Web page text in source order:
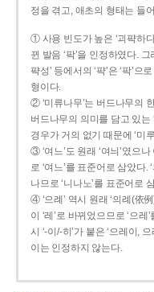
정을 겪고, 애초의 형태는 들
① 사용 빈도가 높은 ‘괴퍅하
뀐 발음 ‘팍’을 인정하였다.
퍅성’ 등에서의 ‘퍅’은 ‘팍’으
형이다.
② ‘미류나무’는 버드나무의
버드나무의 의미를 담고 있는
경우가 거의 없기 때문에 ‘미
③ ‘여느’도 원래 ‘여늬’였으나
로 ‘여느’를 표준어로 삼았다.
나므로 ‘니나노’를 표준어로
④ ‘으례’ 역시 원래 ‘의례(依
이 ‘레’로 바뀌었으므로 ‘으
시 ‘-이/-히’가 붙은 ‘으레이,
이는 인정하지 않는다.